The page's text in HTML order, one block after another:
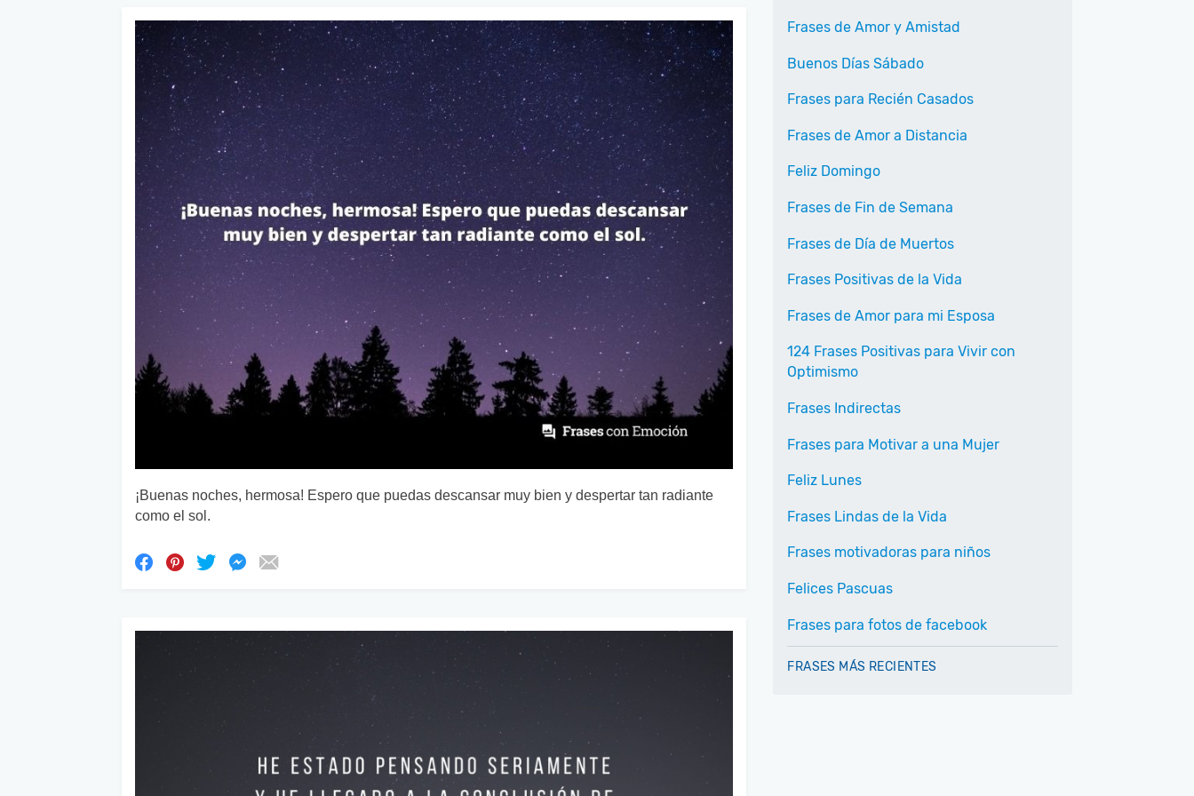
¡Buenas noches, hermosa! Espero que puedas descansar muy bien y despertar tan radiante
como el sol.
Frases de Amor y Amistad
Buenos Días Sábado
Frases para Recién Casados
Frases de Amor a Distancia
Feliz Domingo
Frases de Fin de Semana
Frases de Día de Muertos
Frases Positivas de la Vida
Frases de Amor para mi Esposa
124 Frases Positivas para Vivir con
Optimismo
Frases Indirectas
Frases para Motivar a una Mujer
Feliz Lunes
Frases Lindas de la Vida
Frases motivadoras para niños
Felices Pascuas
Frases para fotos de facebook
FRASES MÁS RECIENTES